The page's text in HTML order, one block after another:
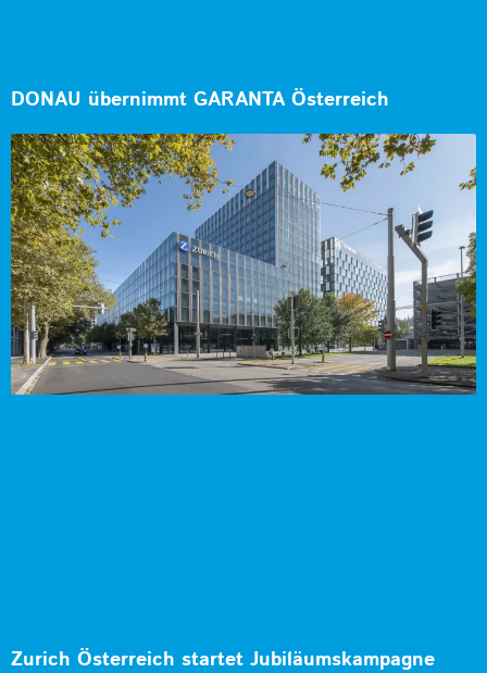
DONAU übernimmt GARANTA Österreich
Zurich Österreich startet Jubiläumskampagne